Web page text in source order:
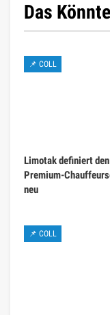
Das
📌 COLL
Limotak definiert den
Premium-
neu
📌 COLL